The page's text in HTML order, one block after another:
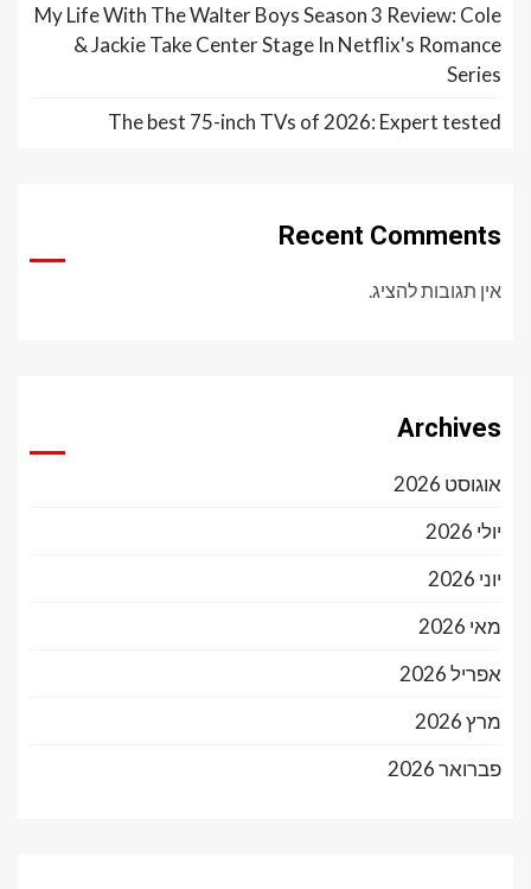
My Life With The Walter Boys Season 3 Review: Cole
& Jackie Take Center Stage In Netflix's Romance
Series
The best 75-inch TVs of 2026: Expert tested
Recent Comments
אין תגובות להציג.
Archives
אוגוסט 2026
יולי 2026
יוני 2026
מאי 2026
אפריל 2026
מרץ 2026
פברואר 2026